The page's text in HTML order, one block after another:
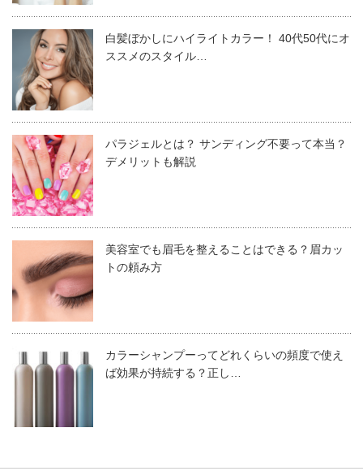
アリミノシャンプーの特徴
アリミノシャンプーの特徴は種類が豊富で品質が高く、使
用後の仕上がりが綺麗で美髪を長くキープできるといった
特徴があります。
くせ毛やダメージ毛による髪のうねりが自然にまとま
るのが嬉しいこちらの商品は、外出前の髪の悩みを改
善してくれるきっかけになりそうです。髪の水分バラ
ンスを調整してくれる嬉しい効果があり、髪のうねり
の原因となる湿度にも負けない強いヘアを作ります。
ブランド
白髪ぼかしにハイライトカラー！ 40代50代にオ
ススメのスタイル…
パラジェルとは？ サンディング不要って本当？
デメリットも解説
美容室でも眉毛を整えることはできる？眉カッ
トの頼み方
カラーシャンプーってどれくらいの頻度で使え
ば効果が持続する？正し…